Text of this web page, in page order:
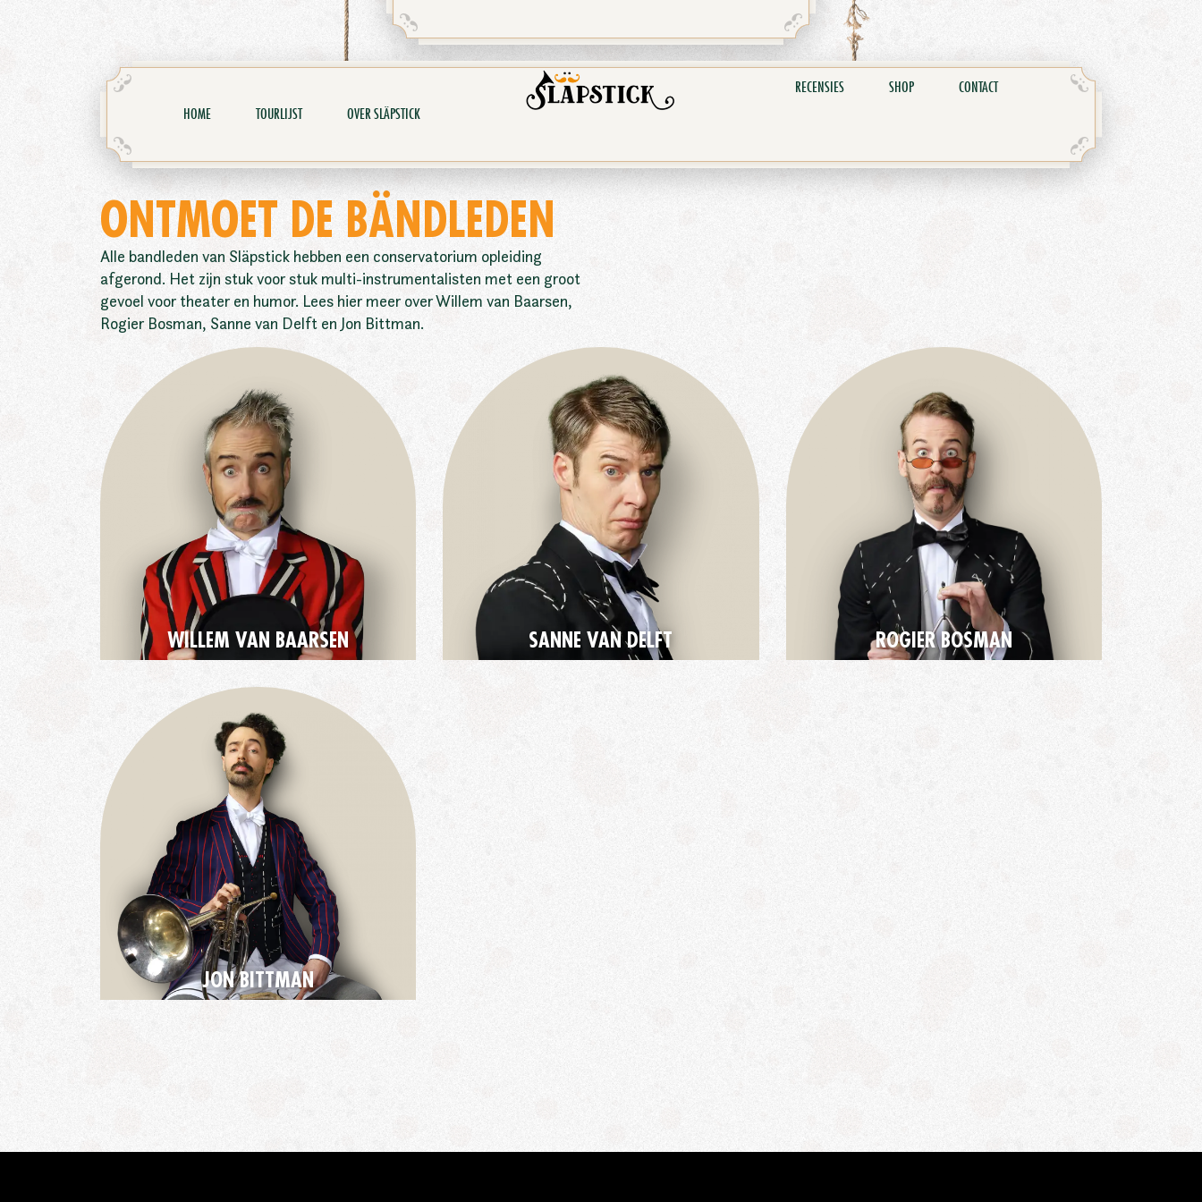
HOME TOURLIJST OVER SLÄPSTICK
RECENSIES SHOP CONTACT
ONTMOET DE BÄNDLEDEN
Alle bandleden van Släpstick hebben een conservatorium opleiding
afgerond. Het zijn stuk voor stuk multi-instrumentalisten met een groot
gevoel voor theater en humor. Lees hier meer over Willem van Baarsen,
Rogier Bosman, Sanne van Delft en Jon Bittman.
WILLEM VAN BAARSEN SANNE VAN DELFT ROGIER BOSMAN
JON BITTMAN